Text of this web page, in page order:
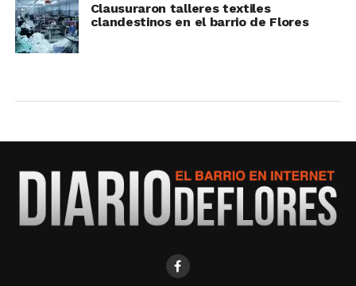
Clausuraron talleres textiles
clandestinos en el barrio de Flores